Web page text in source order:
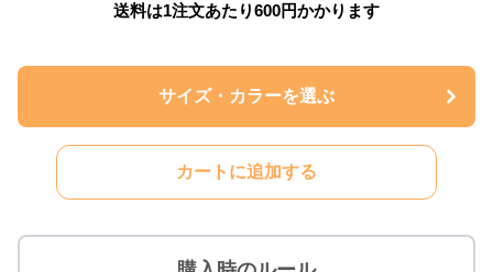
送料は1注文あたり600円かかります
サイズ・カラーを選ぶ
カートに追加する